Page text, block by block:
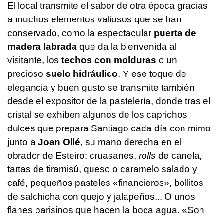
El local transmite el sabor de otra época gracias
a muchos elementos valiosos que se han
conservado, como la espectacular puerta de
madera labrada que da la bienvenida al
visitante, los techos con molduras o un
precioso suelo hidráulico. Y ese toque de
elegancia y buen gusto se transmite también
desde el expositor de la pastelería, donde tras el
cristal se exhiben algunos de los caprichos
dulces que prepara Santiago cada día con mimo
junto a Joan Ollé, su mano derecha en el
obrador de Esteiro: cruasanes, rolls de canela,
tartas de tiramisú, queso o caramelo salado y
café, pequeños pasteles «financieros», bollitos
de salchicha con quejo y jalapeños... O unos
flanes parisinos que hacen la boca agua. «Son